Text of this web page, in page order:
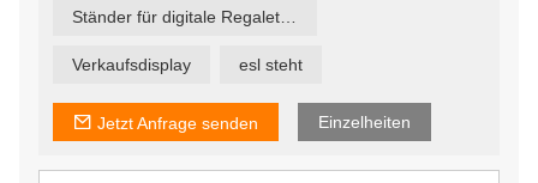
bieten ESL-Tags ein enormes Potenzial zur Steigerung
von Umsatz, Rentabilität und Wettbewerbsvorteil durch
Preisgestaltungsmöglichkeiten.
Verkaufsdisplay esl steht
Jetzt Anfrage senden Einzelheiten